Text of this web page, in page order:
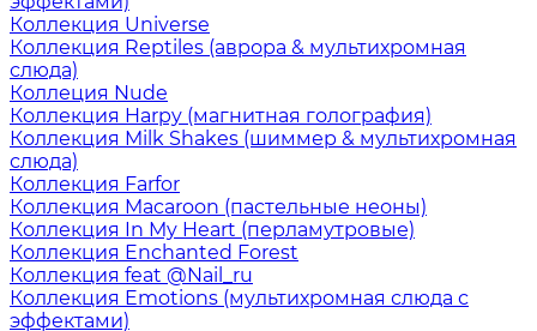
Коллекция Universe
Коллекция Reptiles (аврора & мультихромная
слюда)
Коллеция Nude
Коллекция Harpy (магнитная голография)
Коллекция Milk Shakes (шиммер & мультихромная
слюда)
Коллекция Farfor
Коллекция Macaroon (пастельные неоны)
Коллекция In My Heart (перламутровые)
Коллекция Enchanted Forest
Коллекция feat @Nail_ru
Коллекция Emotions (мультихромная слюда с
эффектами)